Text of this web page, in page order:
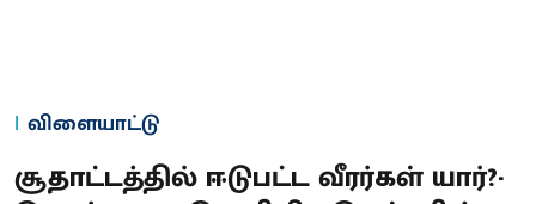
விளையாட்டு
சூதாட்டத்தில் ஈடுபட்ட வீரர்கள் யார்?-